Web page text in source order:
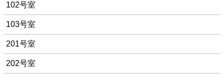
102号室
103号室
201号室
202号室